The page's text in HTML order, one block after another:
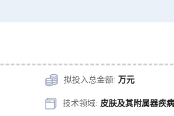
拟投入总金额:万元
技术领域: 皮肤及其附属器疾